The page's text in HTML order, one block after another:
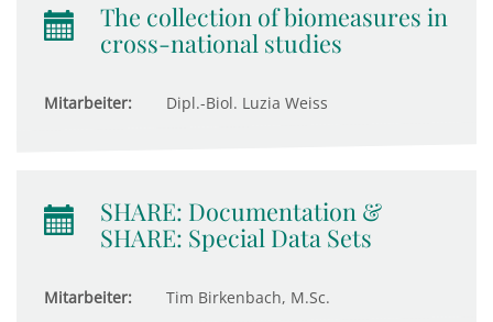
The collection of biomeasures in
cross-national studies
Mitarbeiter: Dipl.-Biol. Luzia Weiss
SHARE: Documentation &
SHARE: Special Data Sets
Mitarbeiter: Tim Birkenbach, M.Sc.